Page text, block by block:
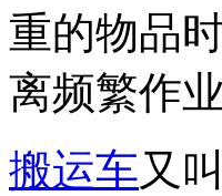
重的物品
离频繁作
搬运车又